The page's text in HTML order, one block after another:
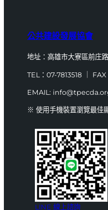
公共建設發展協會
地址：高雄市大寮區前庄
TEL：07-7813518 ｜
EMAIL:
※ 使用手機裝置瀏覽最佳
LINE 線上諮詢